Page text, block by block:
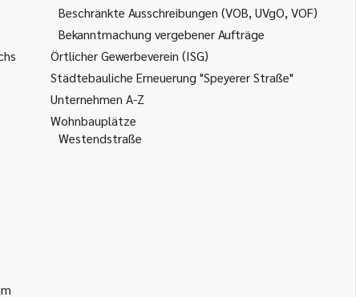
Beschränkte Ausschreibungen (VOB, UVgO, VOF)
Bekanntmachung vergebener Aufträge
Örtlicher Gewerbeverein (ISG)
Städtebauliche Erneuerung "Speyerer Straße"
Unternehmen A-Z
Wohnbauplätze
Westendstraße